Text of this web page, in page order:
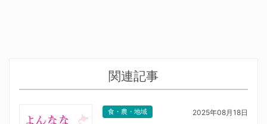
関連記事
食・農・地域 2025年08月18日